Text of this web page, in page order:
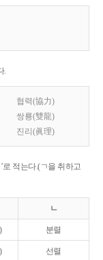
.
협력(協力)
쌍룡(雙龍)
진리(眞理)
로 적는다.(ㄱ을 취하고
ㄴ
분렬
선렬